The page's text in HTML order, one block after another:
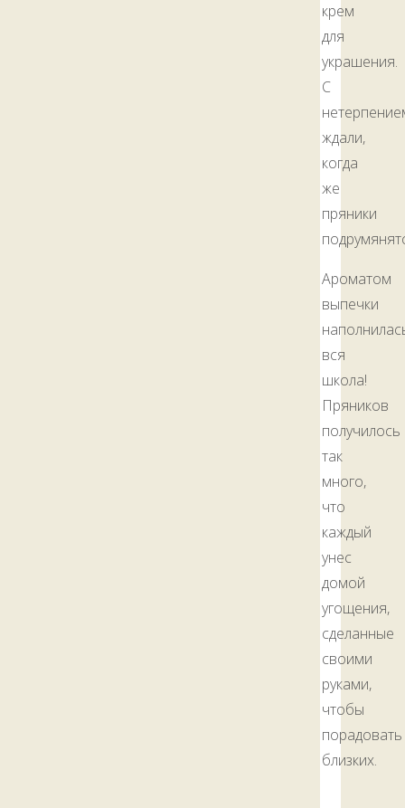
крем
для
украшения.
С
ждали,
когда
же
пряники
Ароматом
выпечки
вся
школа!
Пряников
получилось
так
много,
что
каждый
унес
домой
угощения,
сделанные
своими
руками,
чтобы
порадовать
близких.